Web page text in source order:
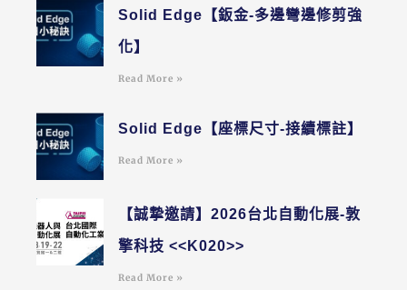
Solid Edge【鈑金-多邊彎邊修剪強
化】
Read More »
Solid Edge【座標尺寸-接續標註】
Read More »
【誠摯邀請】2026台北自動化展-敦
擎科技 <<K020>>
Read More »